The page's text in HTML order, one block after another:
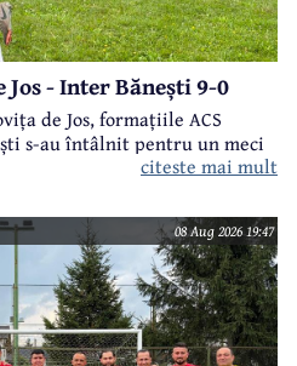
Jos - Inter Bănești 9-0
de Jos, formațiile ACS
s-au întâlnit pentru un meci
citeste mai mult
08 Aug 2026 19:47